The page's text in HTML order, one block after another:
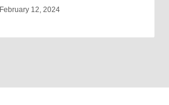
February 12, 2024